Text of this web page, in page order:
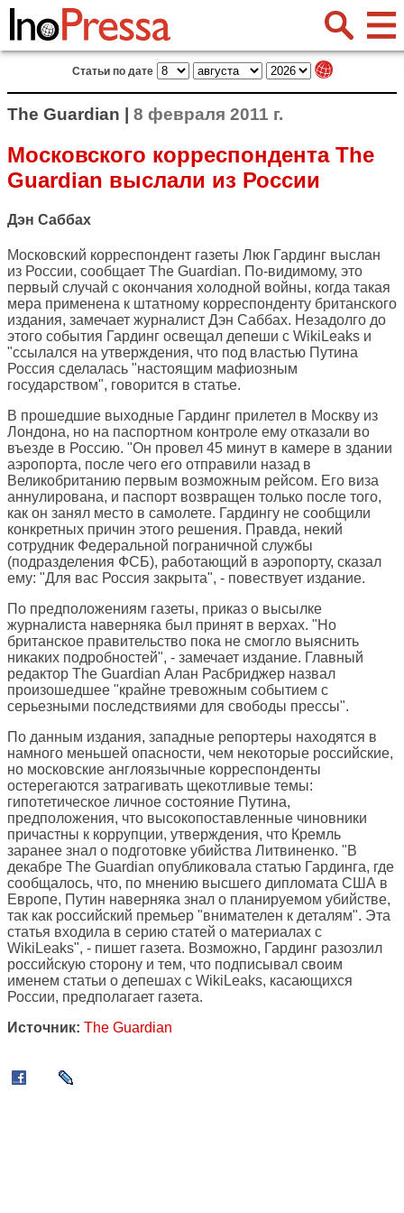
Статьи по дате
The Guardian | 8 февраля 2011 г.
Московского корреспондента The
Guardian выслали из России
Дэн Саббах
Московский корреспондент газеты Люк Гардинг выслан
из России, сообщает The Guardian. По-видимому, это
первый случай с окончания холодной войны, когда такая
мера применена к штатному корреспонденту британского
издания, замечает журналист Дэн Саббах. Незадолго до
этого события Гардинг освещал депеши с WikiLeaks и
"ссылался на утверждения, что под властью Путина
Россия сделалась "настоящим мафиозным
государством", говорится в статье.
В прошедшие выходные Гардинг прилетел в Москву из
Лондона, но на паспортном контроле ему отказали во
въезде в Россию. "Он провел 45 минут в камере в здании
аэропорта, после чего его отправили назад в
Великобританию первым возможным рейсом. Его виза
аннулирована, и паспорт возвращен только после того,
как он занял место в самолете. Гардингу не сообщили
конкретных причин этого решения. Правда, некий
сотрудник Федеральной пограничной службы
(подразделения ФСБ), работающий в аэропорту, сказал
ему: "Для вас Россия закрыта", - повествует издание.
По предположениям газеты, приказ о высылке
журналиста наверняка был принят в верхах. "Но
британское правительство пока не смогло выяснить
никаких подробностей", - замечает издание. Главный
редактор The Guardian Алан Расбриджер назвал
произошедшее "крайне тревожным событием с
серьезными последствиями для свободы прессы".
По данным издания, западные репортеры находятся в
намного меньшей опасности, чем некоторые российские,
но московские англоязычные корреспонденты
остерегаются затрагивать щекотливые темы:
гипотетическое личное состояние Путина,
предположения, что высокопоставленные чиновники
причастны к коррупции, утверждения, что Кремль
заранее знал о подготовке убийства Литвиненко. "В
декабре The Guardian опубликовала статью Гардинга, где
сообщалось, что, по мнению высшего дипломата США в
Европе, Путин наверняка знал о планируемом убийстве,
так как российский премьер "внимателен к деталям". Эта
статья входила в серию статей о материалах с
WikiLeaks", - пишет газета. Возможно, Гардинг разозлил
российскую сторону и тем, что подписывал своим
именем статьи о депешах с WikiLeaks, касающихся
России, предполагает газета.
Источник: The Guardian